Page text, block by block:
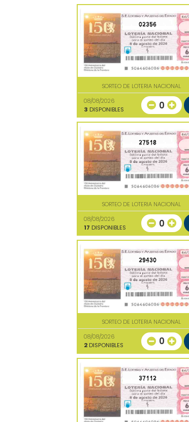
02356
SORTEO DE LOTERIA NACIONAL
08/08/2026
3 DISPONIBLES 0
27518
SORTEO DE LOTERIA NACIONAL
08/08/2026
17 DISPONIBLES 0
29430
SORTEO DE LOTERIA NACIONAL
08/08/2026
2 DISPONIBLES 0
37112